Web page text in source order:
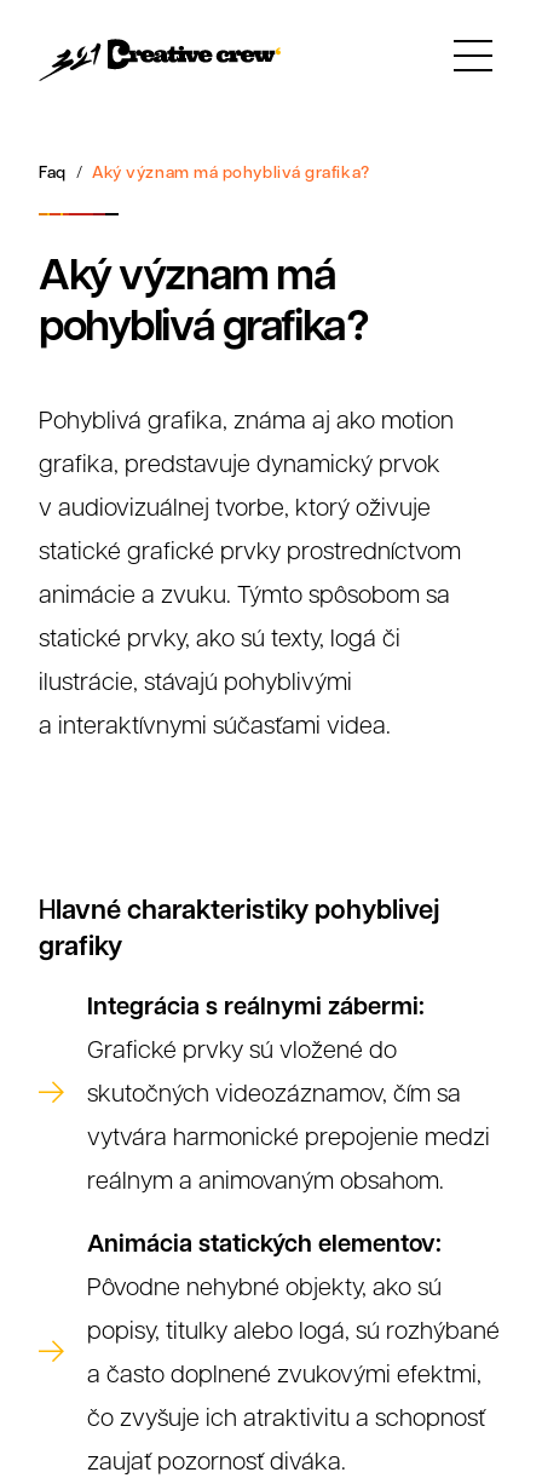
Faq Aký význam má pohyblivá grafika?
Aký význam má
pohyblivá grafika?
Pohyblivá grafika, známa aj ako motion
grafika, predstavuje dynamický prvok
v audiovizuálnej tvorbe, ktorý oživuje
statické grafické prvky prostredníctvom
animácie a zvuku. Týmto spôsobom sa
statické prvky, ako sú texty, logá či
ilustrácie, stávajú pohyblivými
a interaktívnymi súčasťami videa.
Hlavné charakteristiky pohyblivej
grafiky
Integrácia s reálnymi zábermi:
Grafické prvky sú vložené do
skutočných videozáznamov, čím sa
vytvára harmonické prepojenie medzi
reálnym a animovaným obsahom.
Animácia statických elementov:
Pôvodne nehybné objekty, ako sú
popisy, titulky alebo logá, sú rozhýbané
a často doplnené zvukovými efektmi,
čo zvyšuje ich atraktivitu a schopnosť
zaujať pozornosť diváka.